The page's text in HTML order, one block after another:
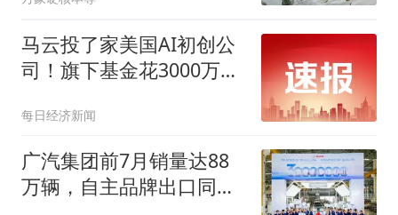
马云投了家美国AI初创公
司！旗下基金花3000万美
司Corgi，其在旧金山开
24/7咖啡馆被人熟知，估
值飙升引关注
每日经济新闻
广汽集团前7月销量达88
万辆，自主品牌出口同比